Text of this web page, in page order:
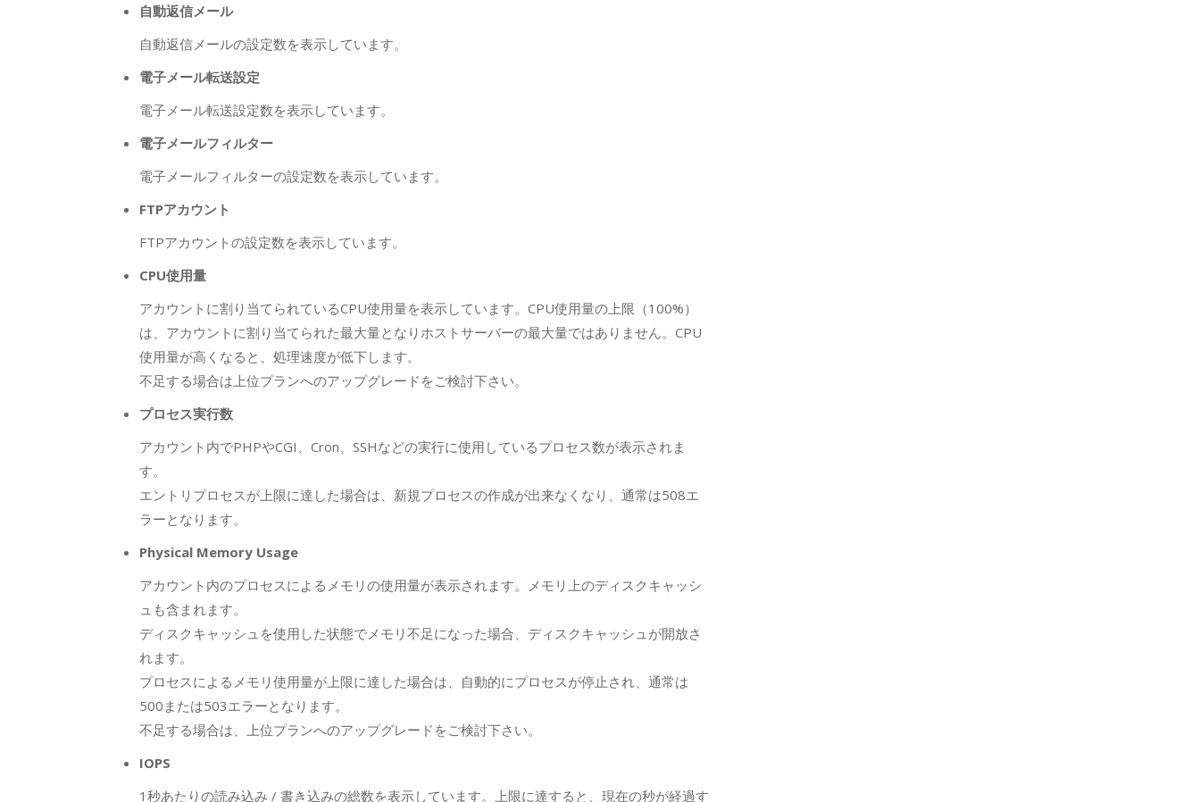
自動返信メール
自動返信メールの設定数を表示しています。
電子メール転送設定
電子メール転送設定数を表示しています。
電子メールフィルター
電子メールフィルターの設定数を表示しています。
FTPアカウント
FTPアカウントの設定数を表示しています。
CPU使用量
アカウントに割り当てられているCPU使用量を表示しています。CPU使用量の上限（100%）
は、アカウントに割り当てられた最大量となりホストサーバーの最大量ではありません。CPU
使用量が高くなると、処理速度が低下します。
不足する場合は上位プランへのアップグレードをご検討下さい。
プロセス実行数
アカウント内でPHPやCGI、Cron、SSHなどの実行に使用しているプロセス数が表示されま
す。
エントリプロセスが上限に達した場合は、新規プロセスの作成が出来なくなり、通常は508エ
ラーとなります。
Physical Memory Usage
アカウント内のプロセスによるメモリの使用量が表示されます。メモリ上のディスクキャッシ
ュも含まれます。
ディスクキャッシュを使用した状態でメモリ不足になった場合、ディスクキャッシュが開放さ
れます。
プロセスによるメモリ使用量が上限に達した場合は、自動的にプロセスが停止され、通常は
500または503エラーとなります。
不足する場合は、上位プランへのアップグレードをご検討下さい。
IOPS
1秒あたりの読み込み / 書き込みの総数を表示しています。上限に達すると、現在の秒が経過す